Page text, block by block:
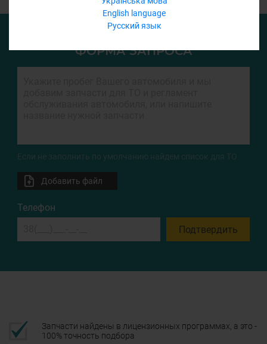
English language
Русский язык
ФОРМА ЗАПРОСА
Если не заполнить по умолчанию найдем список для ТО
Добавить файл
Телефон
Подтвердить
Запчасти найдены в лицензионных программах, а это -
100% точность подбора